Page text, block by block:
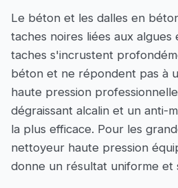
Le béton et les dalles en
taches noires liées aux algues
taches s'incrustent
béton et ne répondent pas à
haute pression
dégraissant alcalin et un anti-
la plus efficace. Pour les
nettoyeur haute pression
donne un résultat uniforme et